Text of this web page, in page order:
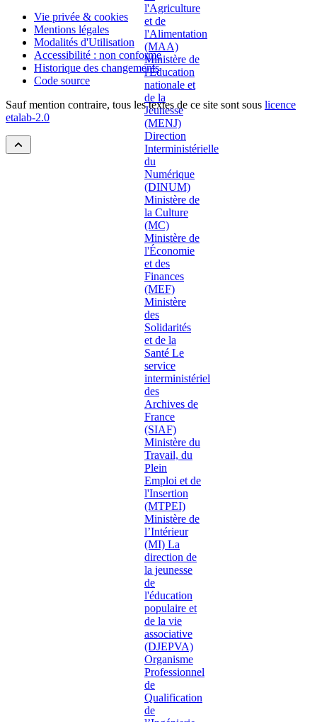
Vie privée & cookies
Mentions légales
Modalités d'Utilisation
Accessibilité : non conforme
Historique des changements
Code source
Sauf mention contraire, tous les textes de ce site sont sous licence
etalab-2.0